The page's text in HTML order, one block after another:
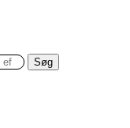
Søg